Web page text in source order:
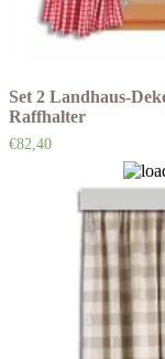
Set 2 Landhaus-
Raffhalter
€82,40